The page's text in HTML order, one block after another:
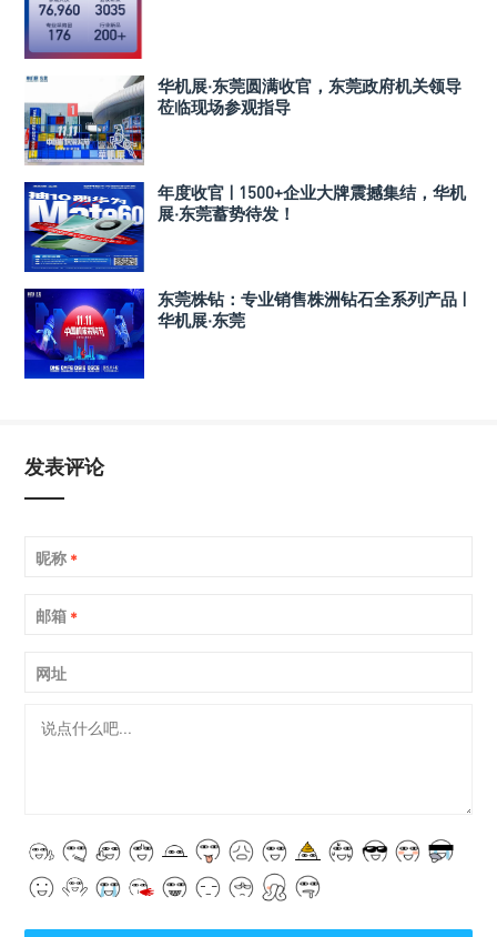
华机展·东莞圆满收官，东莞政府机关领导
莅临现场参观指导
年度收官 | 1500+企业大牌震撼集结，华机
展·东莞蓄势待发！
东莞株钻：专业销售株洲钻石全系列产品 |
华机展·东莞
发表评论
昵称 *
邮箱 *
网址